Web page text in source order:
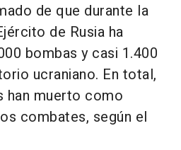
de que durante la
de Rusia ha
bombas y casi 1.400
ucraniano. En total,
han muerto como
combates, según el